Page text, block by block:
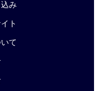
み
ト
て